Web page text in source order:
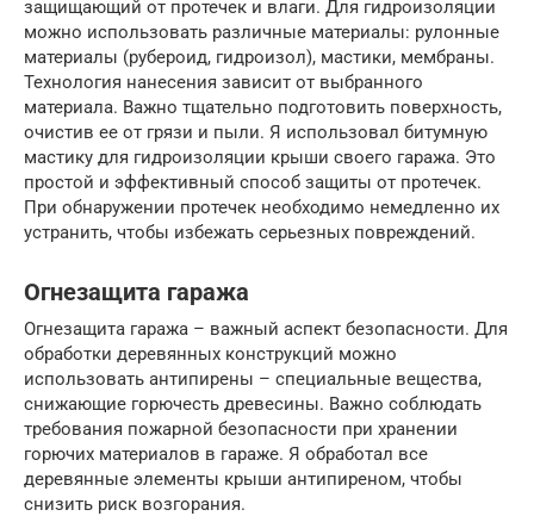
защищающий от протечек и влаги. Для гидроизоляции
можно использовать различные материалы: рулонные
материалы (рубероид, гидроизол), мастики, мембраны.
Технология нанесения зависит от выбранного
материала. Важно тщательно подготовить поверхность,
очистив ее от грязи и пыли. Я использовал битумную
мастику для гидроизоляции крыши своего гаража. Это
простой и эффективный способ защиты от протечек.
При обнаружении протечек необходимо немедленно их
устранить, чтобы избежать серьезных повреждений.
Огнезащита гаража
Огнезащита гаража – важный аспект безопасности. Для
обработки деревянных конструкций можно
использовать антипирены – специальные вещества,
снижающие горючесть древесины. Важно соблюдать
требования пожарной безопасности при хранении
горючих материалов в гараже. Я обработал все
деревянные элементы крыши антипиреном, чтобы
снизить риск возгорания.